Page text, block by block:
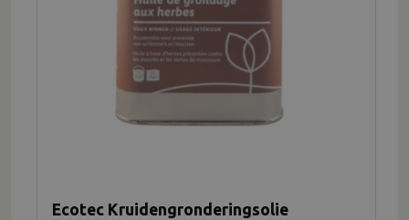
Ecotec Kruidengronderingsolie